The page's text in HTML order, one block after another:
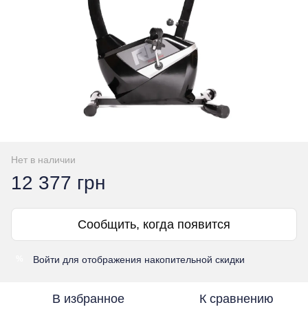
Нет в наличии
12 377 грн
Сообщить, когда появится
Войти для отображения накопительной скидки
В избранное К сравнению